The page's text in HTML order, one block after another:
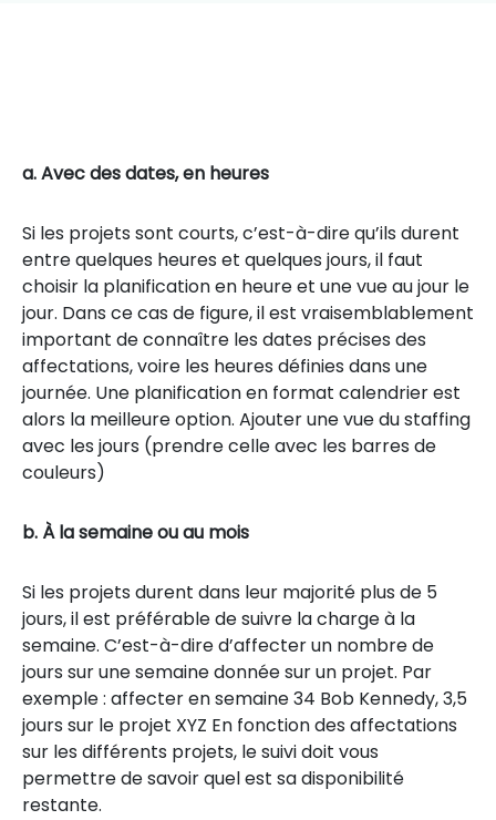
a. Avec des dates, en heures
Si les projets sont courts, c’est-à-dire qu’ils durent
entre quelques heures et quelques jours, il faut
choisir la planification en heure et une vue au jour le
jour. Dans ce cas de figure, il est vraisemblablement
important de connaître les dates précises des
affectations, voire les heures définies dans une
journée. Une planification en format calendrier est
alors la meilleure option. Ajouter une vue du staffing
avec les jours (prendre celle avec les barres de
couleurs)
b. À la semaine ou au mois
Si les projets durent dans leur majorité plus de 5
jours, il est préférable de suivre la charge à la
semaine. C’est-à-dire d’affecter un nombre de
jours sur une semaine donnée sur un projet. Par
exemple : affecter en semaine 34 Bob Kennedy, 3,5
jours sur le projet XYZ En fonction des affectations
sur les différents projets, le suivi doit vous
permettre de savoir quel est sa disponibilité
restante.